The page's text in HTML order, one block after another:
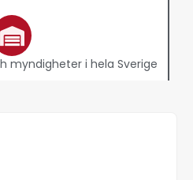
myndigheter i hela Sverige